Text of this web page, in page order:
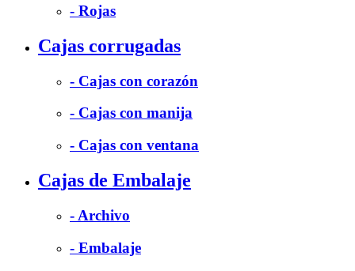
- Rojas
Cajas corrugadas
- Cajas con corazón
- Cajas con manija
- Cajas con ventana
Cajas de Embalaje
- Archivo
- Embalaje